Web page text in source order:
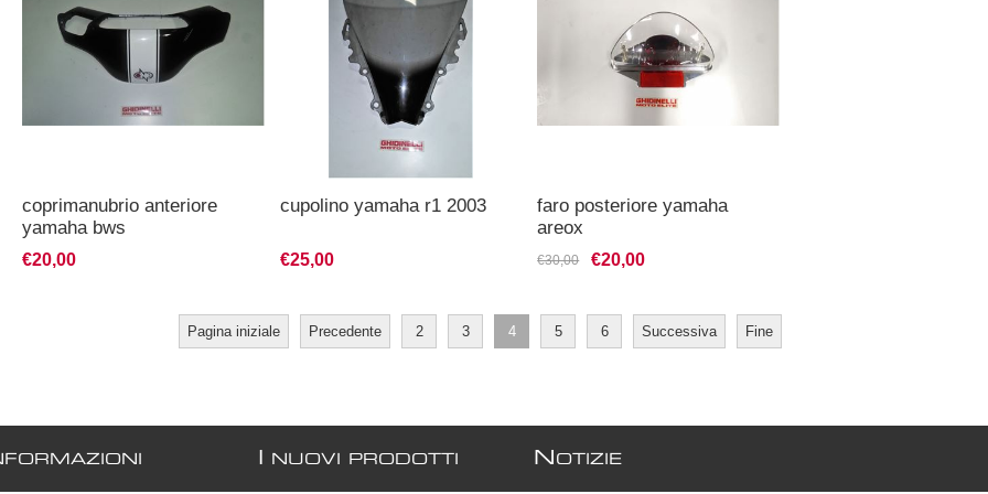
coprimanubrio anteriore
yamaha bws
€20,00
cupolino yamaha r1 2003
€25,00
faro posteriore yamaha
areox
€30,00 €20,00
Pagina iniziale Precedente 2 3 4 5 6 Successiva Fine
NUOVI PRODOTTI N OTIZIE